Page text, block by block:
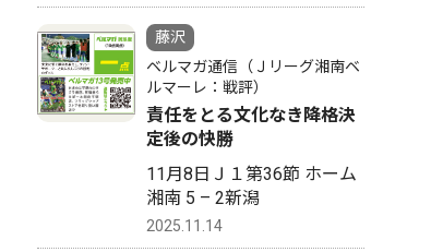
4
藤沢
ベルマガ通信（Ｊリーグ湘南ベ
ルマーレ：戦評）
責任をとる文化なき降格決
定後の快勝
11月8日Ｊ１第36節 ホーム
湘南 5 – 2新潟
2025.11.14